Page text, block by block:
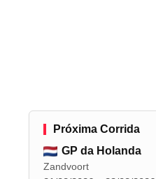
Próxima Corrida
GP da Holanda
Zandvoort